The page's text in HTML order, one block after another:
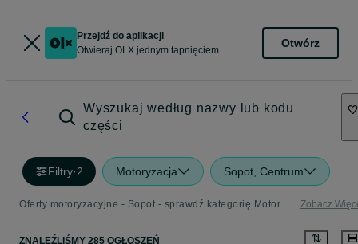
Przejdź do aplikacji
Otwieraj OLX jednym tapnięciem
Otwórz
Wyszukaj według nazwy lub kodu
części
Filtry·2 Motoryzacja Sopot, Centrum
Oferty motoryzacyjne - Sopot - sprawdź kategorię Motoryzacja Zobacz
ZNALEŹLIŚMY 285 OGŁOSZEŃ